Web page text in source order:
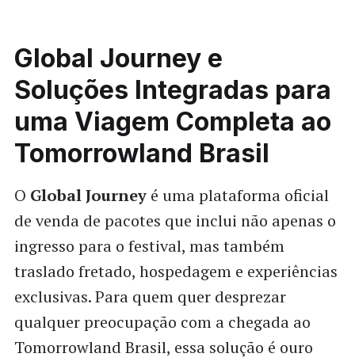
Global Journey e
Soluções Integradas para
uma Viagem Completa ao
Tomorrowland Brasil
O Global Journeyé uma plataforma oficial
de venda de pacotes que inclui não apenas o
ingresso para o festival, mas também
traslado fretado, hospedagem e experiências
exclusivas. Para quem quer desprezar
qualquer preocupação com a chegada ao
Tomorrowland Brasil, essa solução é ouro